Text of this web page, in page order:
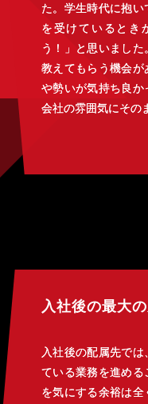
た。学生時代に抱
を受けているとき
う！」と思いまし
教えてもらう機会が
や勢いが気持ち良か
会社の雰囲気にその
入社後の最大
入社後の配属先で
ている業務を進め
を気にする余裕は